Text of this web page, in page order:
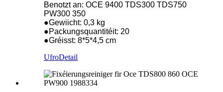
Benotzt an: OCE 9400 TDS300 TDS750
PW300 350
●Gewiicht: 0,3 kg
●Packungsquantitéit: 20
●Gréisst: 8*5*4,5 cm
UfroDetail